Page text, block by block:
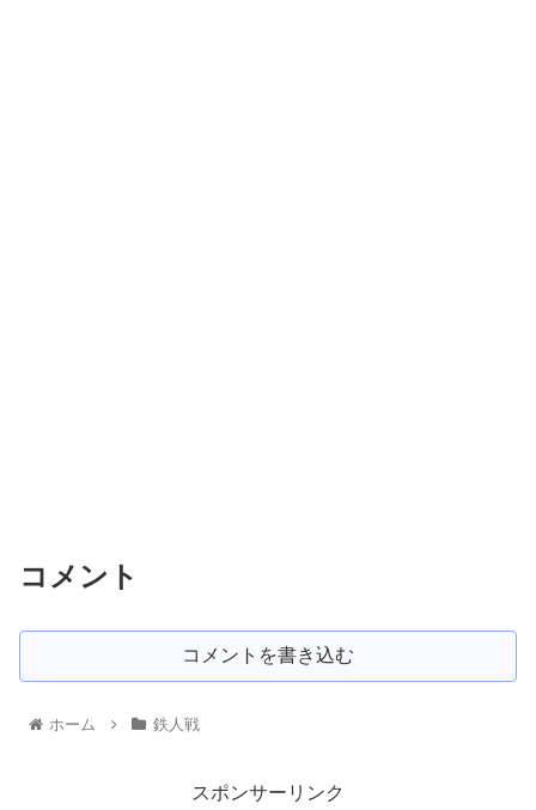
コメント
コメントを書き込む
ホーム 鉄人戦
スポンサーリンク